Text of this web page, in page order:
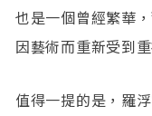
也是一個曾經繁華
因藝術而重新受到
值得一提的是，羅